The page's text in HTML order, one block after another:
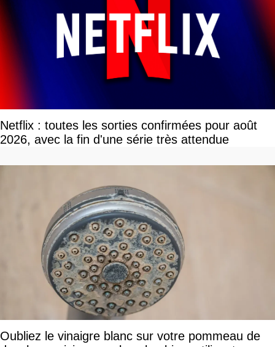
Netflix : toutes les sorties confirmées pour août
2026, avec la fin d'une série très attendue
Oubliez le vinaigre blanc sur votre pommeau de